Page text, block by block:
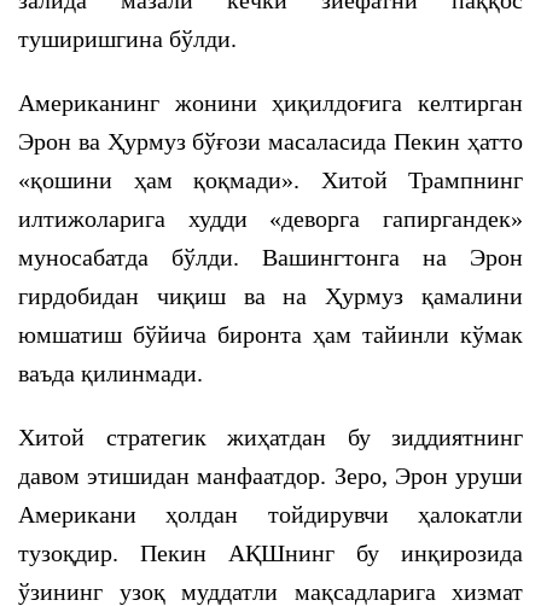
туширишгина бўлди.
Американинг жонини ҳиқилдоғига келтирган
Эрон ва Ҳурмуз бўғози масаласида Пекин ҳатто
«қошини ҳам қоқмади». Хитой Трампнинг
илтижоларига худди «деворга гапиргандек»
муносабатда бўлди. Вашингтонга на Эрон
гирдобидан чиқиш ва на Ҳурмуз қамалини
юмшатиш бўйича биронта ҳам тайинли кўмак
ваъда қилинмади.
Хитой стратегик жиҳатдан бу зиддиятнинг
давом этишидан манфаатдор. Зеро, Эрон уруши
Американи ҳолдан тойдирувчи ҳалокатли
тузоқдир. Пекин АҚШнинг бу инқирозида
ўзининг узоқ муддатли мақсадларига хизмат